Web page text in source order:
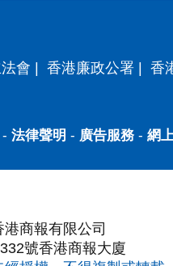
會 | 香港廉政公署 | 香
- 法律聲明 - 廣告服務- 網
商報有限公司
號香港商報大廈